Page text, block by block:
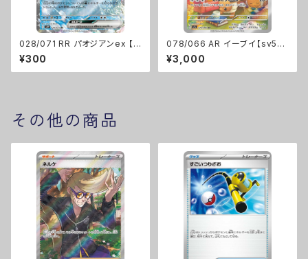
028/071 RR パオジアンex 【s
v2P】 Gレギュ
¥300
078/066 AR イーブイ【sv5a】
[H]
¥3,000
その他の商品